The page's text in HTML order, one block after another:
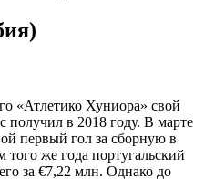
«Атлетико Хуниора» свой
в 2018 году. В марте
первый гол за сборную в
же года португальский
за €7,22 млн. Однако до